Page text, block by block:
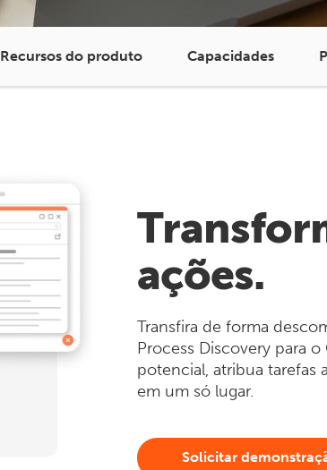
Recursos do produto Capacidades
ações.
Transfira de forma
Process Discovery para
potencial, atribua tarefas
em um só lugar.
Solicitar